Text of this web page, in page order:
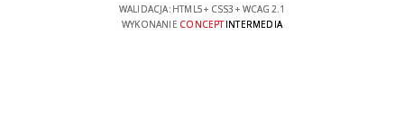
WALIDACJA: HTML5+ CSS3 + WCAG 2.1
WYKONANIE CONCEPTINTERMEDIA